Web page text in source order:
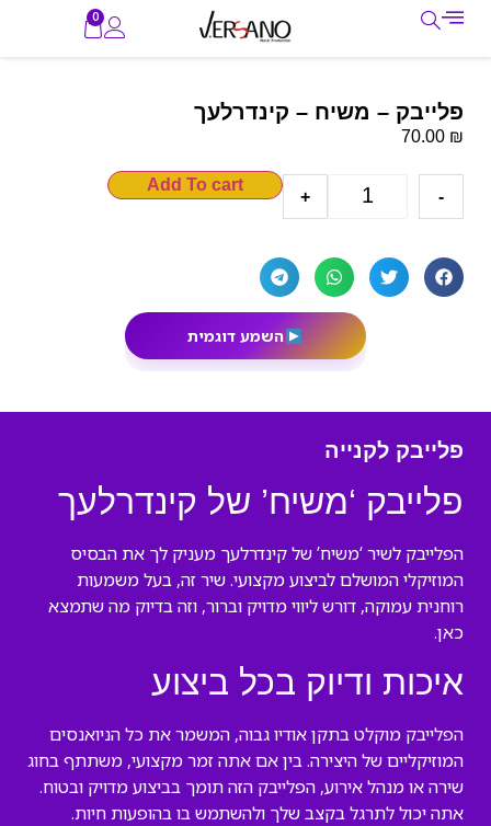
0
פלייבק – משיח – קינדרלעך
70.00 ₪
-
+
Add To cart
השמע דוגמית
פלייבק לקנייה
פלייבק ‘משיח’ של קינדרלעך
הפלייבק לשיר ‘משיח’ של קינדרלעך מעניק לך את הבסיס
המוזיקלי המושלם לביצוע מקצועי. שיר זה, בעל משמעות
רוחנית עמוקה, דורש ליווי מדויק וברור, וזה בדיוק מה שתמצא
כאן.
איכות ודיוק בכל ביצוע
הפלייבק מוקלט בתקן אודיו גבוה, המשמר את כל הניואנסים
המוזיקליים של היצירה. בין אם אתה זמר מקצועי, משתתף בחוג
שירה או מנהל אירוע, הפלייבק הזה תומך בביצוע מדויק ובטוח.
אתה יכול לתרגל בקצב שלך ולהשתמש בו בהופעות חיות.